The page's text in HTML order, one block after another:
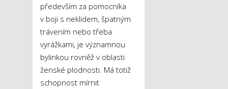
především za pomocníka
v boji s neklidem, špatným
trávením nebo třeba
vyrážkami, je významnou
bylinkou rovněž v oblasti
ženské plodnosti. Má totiž
schopnost mírnit